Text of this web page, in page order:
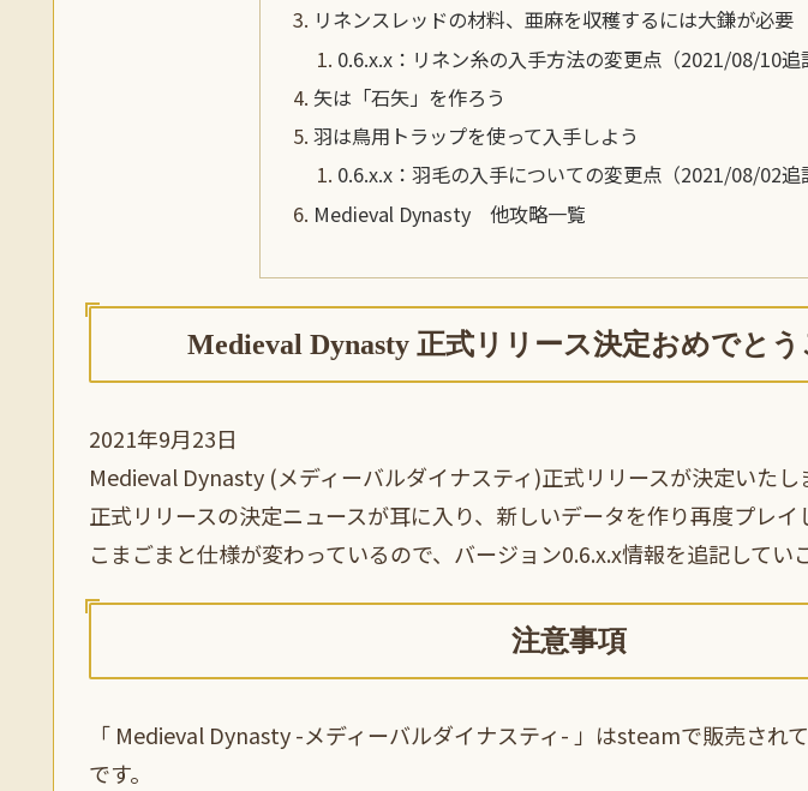
リネンスレッドの材料、亜麻を収穫するには大鎌が必要
0.6.x.x：リネン糸の入手方法の変更点（2021/08/10追
矢は「石矢」を作ろう
羽は鳥用トラップを使って入手しよう
0.6.x.x：羽毛の入手についての変更点（2021/08/02追
Medieval Dynasty 他攻略一覧
Medieval Dynasty 正式リリース決定おめでと
2021年9月23日
Medieval Dynasty (メディーバルダイナスティ)正式リリースが決定いたし
正式リリースの決定ニュースが耳に入り、新しいデータを作り再度プレイ
こまごまと仕様が変わっているので、バージョン0.6.x.x情報を追記してい
注意事項
「 Medieval Dynasty -メディーバルダイナスティ- 」はsteamで販売され
です。